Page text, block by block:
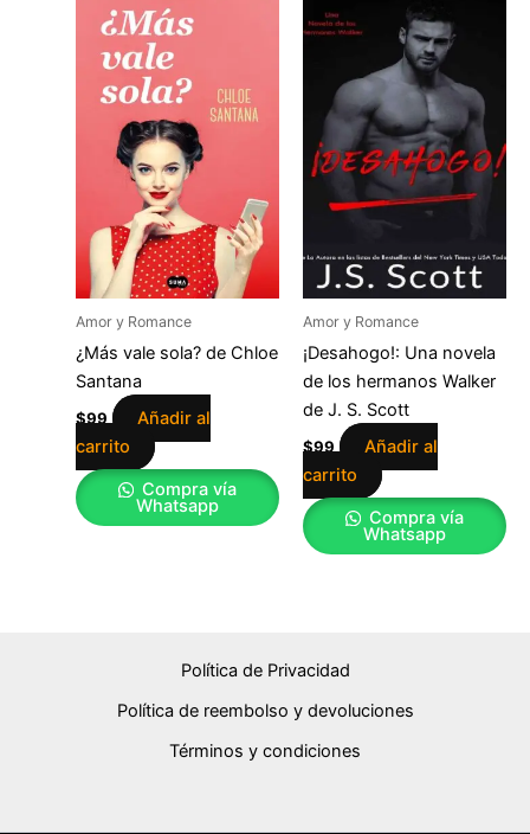
Amor y Romance
¿Más vale sola? de Chloe
Santana
$99
Añadir al
carrito
Compra vía
Whatsapp
Amor y Romance
¡Desahogo!: Una novela
de los hermanos Walker
de J. S. Scott
$99
Añadir al
carrito
Compra vía
Whatsapp
Política de Privacidad
Política de reembolso y devoluciones
Términos y condiciones